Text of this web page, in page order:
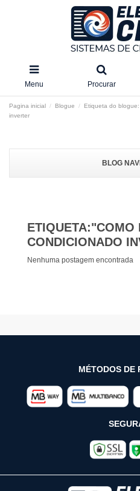
Menu Procurar
Pagina inicial Blogue
Etiqueta do
inverter
BLOG
ETIQUETA:"COMO
CONDICIONADO
Nenhuma postagem encontrada
MÉTODOS DE